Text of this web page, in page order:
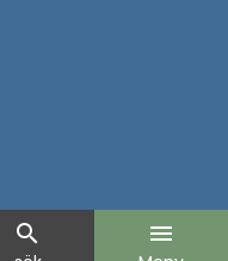
search menu